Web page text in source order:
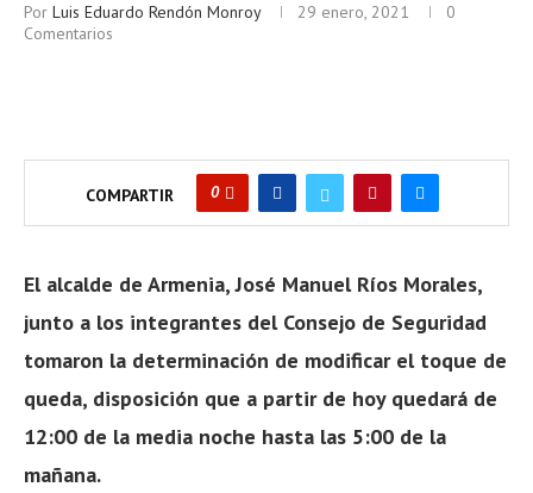
Por Luis Eduardo Rendón Monroy 29 enero, 2021
0
Comentarios
COMPARTIR 0
El alcalde de Armenia, José Manuel Ríos Morales,
junto a los integrantes del Consejo de Seguridad
tomaron la determinación de modificar el toque de
queda, disposición que a partir de hoy quedará de
12:00 de la media noche hasta las 5:00 de la
mañana.